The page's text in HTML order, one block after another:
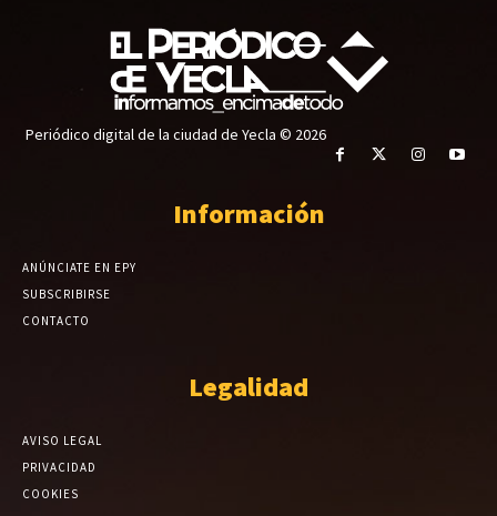
Periódico digital de la ciudad de Yecla © 2026
Información
ANÚNCIATE EN EPY
SUBSCRIBIRSE
CONTACTO
Legalidad
AVISO LEGAL
PRIVACIDAD
COOKIES